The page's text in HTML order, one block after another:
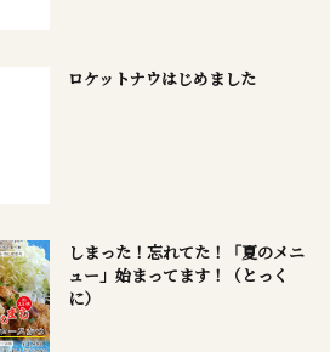
ロケットナウはじめました
しまった！忘れてた！「夏のメニ
ュー」始まってます！（とっく
に）